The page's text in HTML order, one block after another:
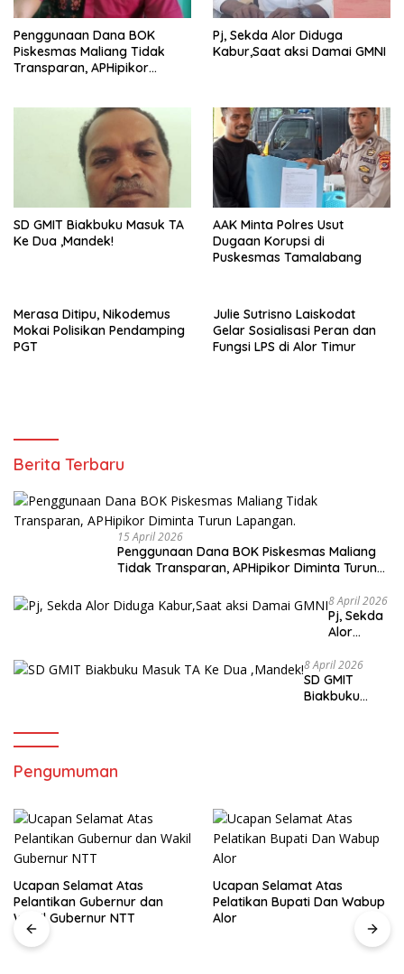
Penggunaan Dana BOK
Piskesmas Maliang Tidak
Transparan, APHipikor
Pj, Sekda Alor Diduga
Kabur,Saat aksi Damai GMNI
SD GMIT Biakbuku Masuk TA
Ke Dua ,Mandek!
AAK Minta Polres Usut
Dugaan Korupsi di
Puskesmas Tamalabang
Merasa Ditipu, Nikodemus
Mokai Polisikan Pendamping
PGT
Julie Sutrisno Laiskodat
Gelar Sosialisasi Peran dan
Fungsi LPS di Alor Timur
Berita Terbaru
15 April 2026
Penggunaan Dana BOK Piskesmas Maliang
Tidak Transparan, APHipikor Diminta Turun
8 April 2026
Pj, Sekda
Alor
Kabur,Sa
at aksi
Damai
8 April 2026
SD GMIT
Biakbuku
Pengumuman
Ucapan Selamat Atas
Pelantikan Gubernur dan
Wakil Gubernur NTT
Ucapan Selamat Atas
Pelatikan Bupati Dan Wabup
Alor